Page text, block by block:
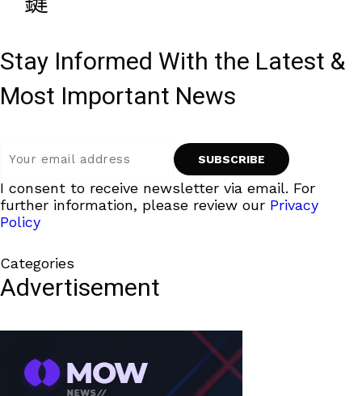
Stay Informed With the Latest &
Most Important News
I consent to receive newsletter via email. For
further information, please review our Privacy
Policy
Categories
Advertisement